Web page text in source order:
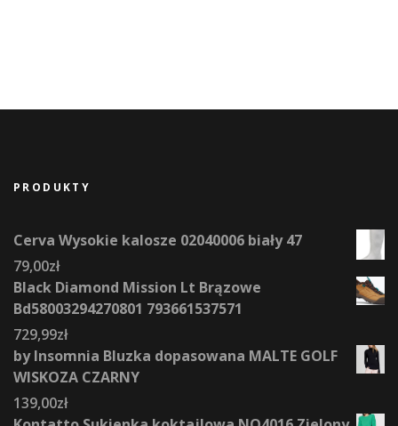
PRODUKTY
Cerva Wysokie kalosze 02040006 biały 47
79,00zł
Black Diamond Mission Lt Brązowe
Bd58003294270801 793661537571
729,99zł
by Insomnia Bluzka dopasowana MALTE GOLF
WISKOZA CZARNY
139,00zł